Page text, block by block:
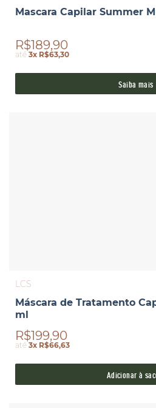
Mascara Capilar Summer
R$189,90
até3x R$63,30
Saiba mais
LCS
Máscara de Tratamento
ml
R$199,90
até3x R$66,63
Adicionar à